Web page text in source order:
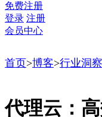
免费注册
登录 注册
会员中心
首页>博客>行业洞察
代理云：